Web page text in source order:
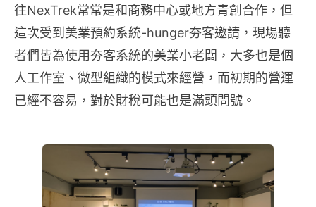
往NexTrek常常是和商務中心或地方青創合作，但
這次受到美業預約系統-hunger夯客邀請，現場聽
者們皆為使用夯客系統的美業小老闆，大多也是個
人工作室、微型組織的模式來經營，而初期的營運
已經不容易，對於財稅可能也是滿頭問號。